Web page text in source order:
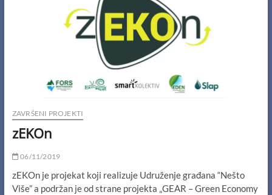
ZAVRŠENI PROJEKTI
zEKOn
06/11/2019
zEKOn je projekat koji realizuje Udruženje građana “Nešto
Više” a podržan je od strane projekta „GEAR – Green Economy